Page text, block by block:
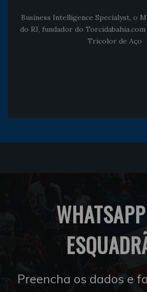
Business Intelligence Specialyst, o
do RJ, fundador do
Tricolor de Aço
Preencha os dados e